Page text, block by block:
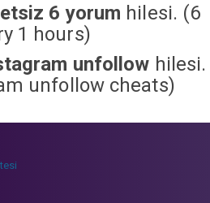
6 yorum hilesi. (6
1 hours)
unfollow hilesi.
unfollow cheats)